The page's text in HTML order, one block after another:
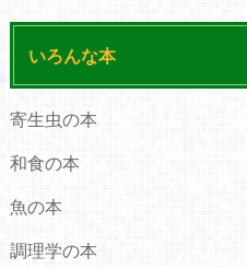
いろんな本
寄生虫の本
和食の本
魚の本
調理学の本